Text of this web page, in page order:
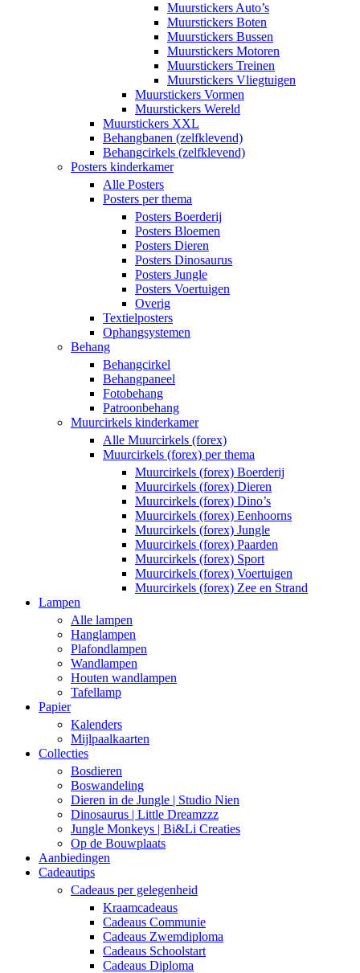
Muurstickers Auto’s
Muurstickers Boten
Muurstickers Bussen
Muurstickers Motoren
Muurstickers Treinen
Muurstickers Vliegtuigen
Muurstickers Vormen
Muurstickers Wereld
Muurstickers XXL
Behangbanen (zelfklevend)
Behangcirkels (zelfklevend)
Posters kinderkamer
Alle Posters
Posters per thema
Posters Boerderij
Posters Bloemen
Posters Dieren
Posters Dinosaurus
Posters Jungle
Posters Voertuigen
Overig
Textielposters
Ophangsystemen
Behang
Behangcirkel
Behangpaneel
Fotobehang
Patroonbehang
Muurcirkels kinderkamer
Alle Muurcirkels (forex)
Muurcirkels (forex) per thema
Muurcirkels (forex) Boerderij
Muurcirkels (forex) Dieren
Muurcirkels (forex) Dino’s
Muurcirkels (forex) Eenhoorns
Muurcirkels (forex) Jungle
Muurcirkels (forex) Paarden
Muurcirkels (forex) Sport
Muurcirkels (forex) Voertuigen
Muurcirkels (forex) Zee en Strand
Lampen
Alle lampen
Hanglampen
Plafondlampen
Wandlampen
Houten wandlampen
Tafellamp
Papier
Kalenders
Mijlpaalkaarten
Collecties
Bosdieren
Boswandeling
Dieren in de Jungle | Studio Nien
Dinosaurus | Little Dreamzzz
Jungle Monkeys | Bi&Li Creaties
Op de Bouwplaats
Aanbiedingen
Cadeautips
Cadeaus per gelegenheid
Kraamcadeaus
Cadeaus Communie
Cadeaus Zwemdiploma
Cadeaus Schoolstart
Cadeaus Diploma